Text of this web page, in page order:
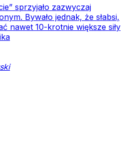
sprzyjało zazwyczaj
Bywało jednak, że słabsi,
nawet 10-krotnie większe siły